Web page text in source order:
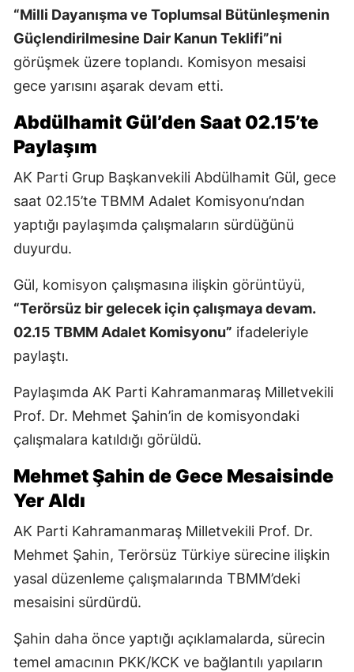
“Milli Dayanışma ve Toplumsal Bütünleşmenin
Güçlendirilmesine Dair Kanun Teklifi”ni
görüşmek üzere toplandı. Komisyon mesaisi
gece yarısını aşarak devam etti.
Abdülhamit Gül’den Saat 02.15’te
Paylaşım
AK Parti Grup Başkanvekili Abdülhamit Gül, gece
saat 02.15’te TBMM Adalet Komisyonu’ndan
yaptığı paylaşımda çalışmaların sürdüğünü
duyurdu.
Gül, komisyon çalışmasına ilişkin görüntüyü,
“Terörsüz bir gelecek için çalışmaya devam.
02.15 TBMM Adalet Komisyonu” ifadeleriyle
paylaştı.
Paylaşımda AK Parti Kahramanmaraş Milletvekili
Prof. Dr. Mehmet Şahin’in de komisyondaki
çalışmalara katıldığı görüldü.
Mehmet Şahin de Gece Mesaisinde
Yer Aldı
AK Parti Kahramanmaraş Milletvekili Prof. Dr.
Mehmet Şahin, Terörsüz Türkiye sürecine ilişkin
yasal düzenleme çalışmalarında TBMM’deki
mesaisini sürdürdü.
Şahin daha önce yaptığı açıklamalarda, sürecin
temel amacının PKK/KCK ve bağlantılı yapıların